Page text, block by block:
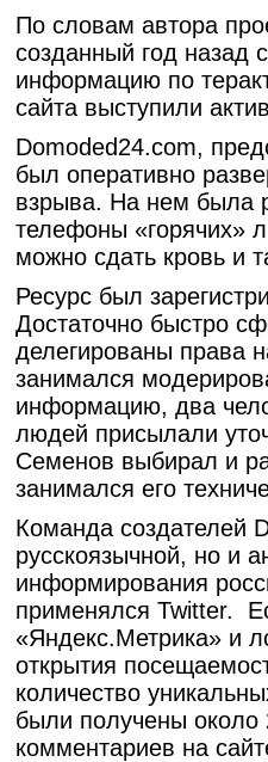
По словам автора
созданный год назад
информацию по
сайта выступили
Domoded24.com,
был оперативно
взрыва. На нем была
телефоны «горячих»
можно сдать кровь и
Ресурс был
Достаточно быстро
делегированы права
занимался
информацию, два
людей присылали
Семенов выбирал и
занимался его
Команда создателей
русскоязычной, но и
информирования
применялся Twitter.
«Яндекс.Метрика» и
открытия
количество
были получены около
комментариев на